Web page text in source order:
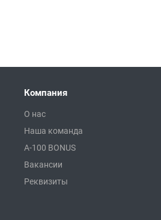
Компания
О нас
Наша команда
A-100 BONUS
Вакансии
Реквизиты